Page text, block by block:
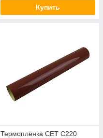
Купить
Термоплёнка CET C220